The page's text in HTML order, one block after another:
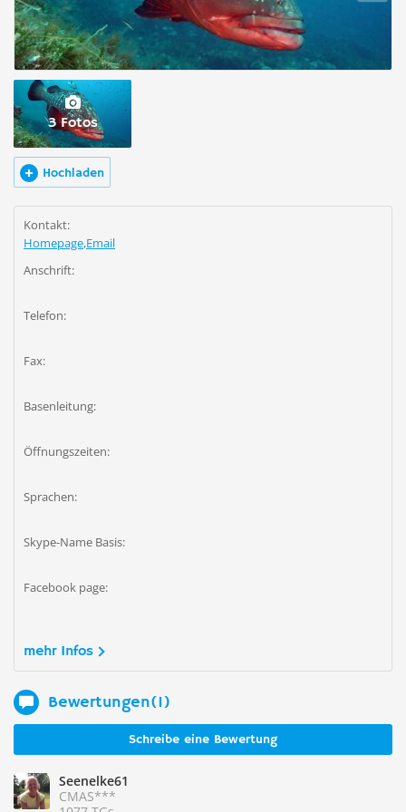
3 Fotos
Hochladen
Kontakt:
Homepage,Email
Anschrift:
Telefon:
Fax:
Basenleitung:
Öffnungszeiten:
Sprachen:
Skype-Name Basis:
Facebook page:
mehr Infos
Bewertungen(1)
Schreibe eine Bewertung
Seenelke61
CMAS***